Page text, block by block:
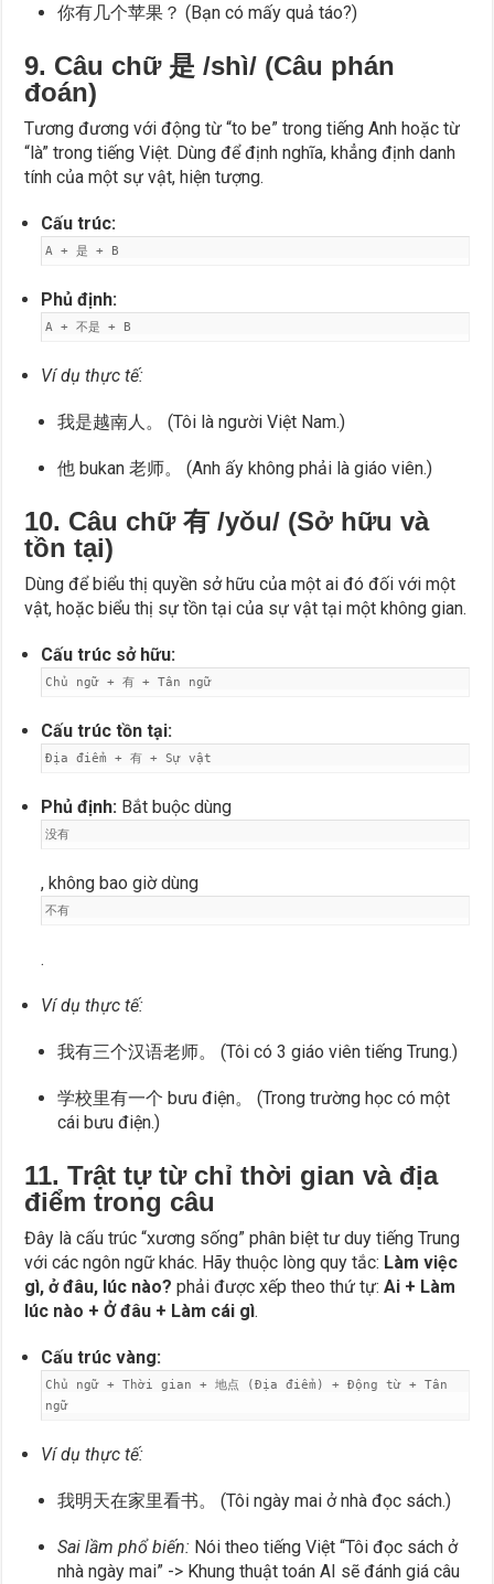
你有几个苹果？ (Bạn có mấy quả táo?)
9. Câu chữ 是 /shì/ (Câu phán
đoán)
Tương đương với động từ “to be” trong tiếng Anh hoặc từ
“là” trong tiếng Việt. Dùng để định nghĩa, khẳng định danh
tính của một sự vật, hiện tượng.
Cấu trúc:
A + 是 + B
Phủ định:
A + 不是 + B
Ví dụ thực tế:
我是越南人。 (Tôi là người Việt Nam.)
他 bukan 老师。 (Anh ấy không phải là giáo viên.)
10. Câu chữ 有 /yǒu/ (Sở hữu và
tồn tại)
Dùng để biểu thị quyền sở hữu của một ai đó đối với một
vật, hoặc biểu thị sự tồn tại của sự vật tại một không gian.
Cấu trúc sở hữu:
Chủ ngữ + 有 + Tân ngữ
Cấu trúc tồn tại:
Địa điểm + 有 + Sự vật
Phủ định: Bắt buộc dùng
没有
, không bao giờ dùng
不有
.
Ví dụ thực tế:
我有三个汉语老师。 (Tôi có 3 giáo viên tiếng Trung.)
学校里有一个 bưu điện。 (Trong trường học có một
cái bưu điện.)
11. Trật tự từ chỉ thời gian và địa
điểm trong câu
Đây là cấu trúc “xương sống” phân biệt tư duy tiếng Trung
với các ngôn ngữ khác. Hãy thuộc lòng quy tắc: Làm việc
gì, ở đâu, lúc nào? phải được xếp theo thứ tự:Ai + Làm
lúc nào + Ở đâu + Làm cái gì.
Cấu trúc vàng:
Chủ ngữ + Thời gian + 地点 (Địa điểm) + Động từ + Tân
ngữ
Ví dụ thực tế:
我明天在家里看书。 (Tôi ngày mai ở nhà đọc sách.)
Sai lầm phổ biến: Nói theo tiếng Việt “Tôi đọc sách ở
nhà ngày mai” -> Khung thuật toán AI sẽ đánh giá câu